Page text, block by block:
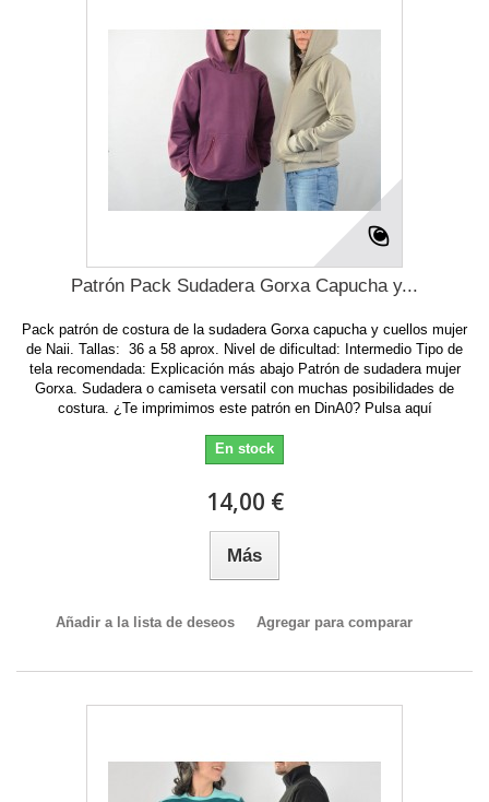
Patrón Pack Sudadera Gorxa Capucha y...
Pack patrón de costura de la sudadera Gorxa capucha y cuellos mujer
de Naii. Tallas: 36 a 58 aprox. Nivel de dificultad: Intermedio Tipo de
tela recomendada: Explicación más abajo Patrón de sudadera mujer
Gorxa. Sudadera o camiseta versatil con muchas posibilidades de
costura. ¿Te imprimimos este patrón en DinA0? Pulsa aquí
En stock
14,00 €
Más
Añadir a la lista de deseos Agregar para comparar